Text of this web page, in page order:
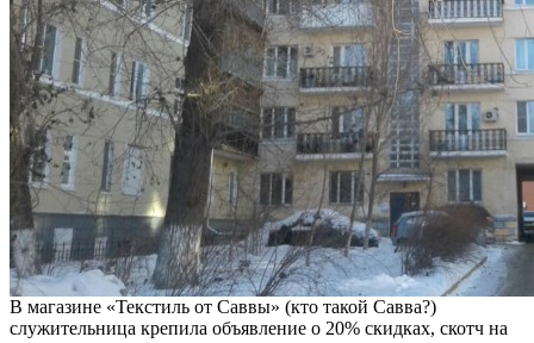
В магазине «Текстиль от Саввы» (кто такой Савва?)
служительница крепила объявление о 20% скидках, скотч на